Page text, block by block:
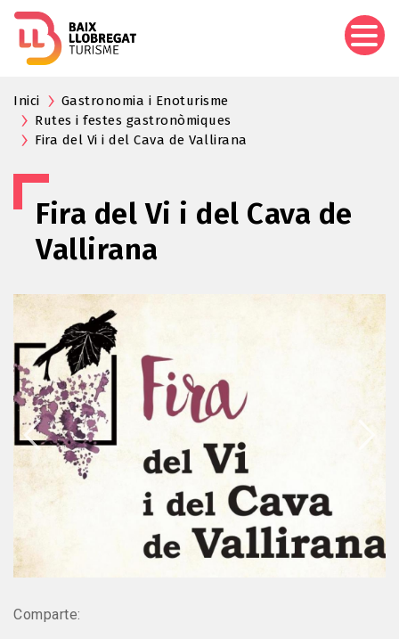
Inici
Gastronomia i Enoturisme
Rutes i festes gastronòmiques
Fira del Vi i del Cava de Vallirana
Fira del Vi i del Cava de
Vallirana
Comparte: